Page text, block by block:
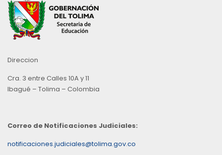
Direccion
Cra. 3 entre Calles 10A y 11
Ibagué – Tolima – Colombia
Correo de Notificaciones Judiciales:
notificaciones.judiciales@tolima.gov.co